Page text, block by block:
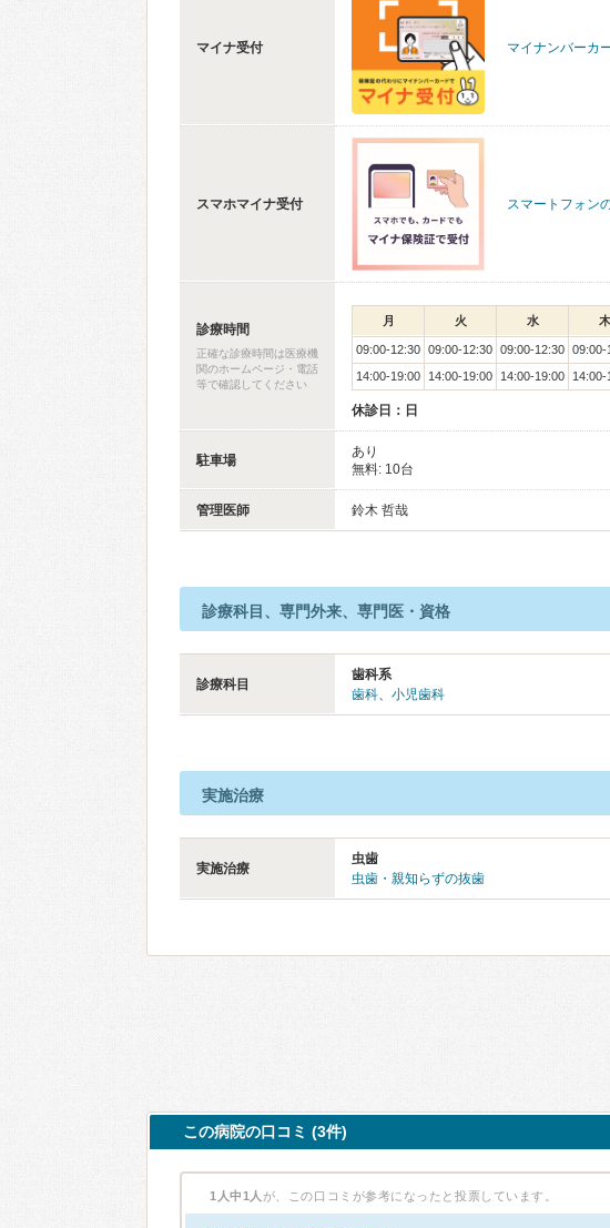
マイナ受付 マイナンバーカ
スマホマイナ受付 スマートフォン
診療時間
正確な診療時間は医療機
関のホームページ・電話
等で確認してください
月 火 水 木
09:00-12:30 09:00-12:30 09:00-12:30 09:00-
14:00-19:00
14:00-19:00 14:00-19:00 14:00-
休診日：日
駐車場
あり
無料: 10台
管理医師 鈴木 哲哉
診療科目、専門外来、専門医・資格
診療科目
歯科系
歯科、 小児歯科
実施治療
実施治療
虫歯
虫歯・親知らずの抜歯
この病院の口コミ (3件)
1人中1人 が、この口コミが参考になったと投票しています。